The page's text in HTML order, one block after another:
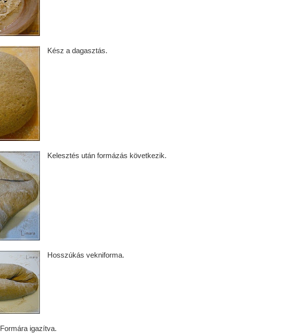
Kész a dagasztás.
Kelesztés után formázás következik.
Hosszúkás vekniforma.
Formára igazítva.